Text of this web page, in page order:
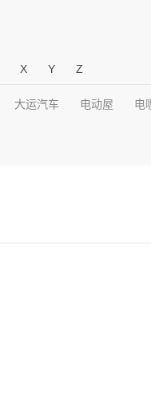
X Y Z
大运汽车 电动屋 电